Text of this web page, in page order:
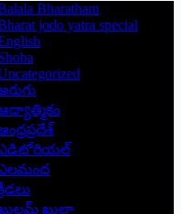
Bharatham
jodo yatra special
ఖుల్లా